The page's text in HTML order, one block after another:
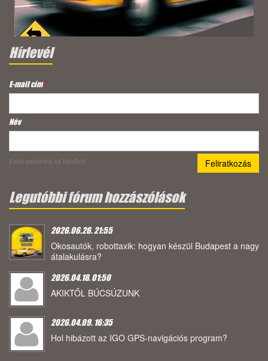
Hírlevél
E-mail cím*
Név
Email marketing by NeoSoft
Legutóbbi fórum hozzászólások
2026.06.26. 21:55
Okosautók, robottaxik: hogyan készül Budapest a nagy
átalakulásra?
2026.04.18. 01:50
AKIKTŐL BÚCSÚZUNK
2026.04.09. 16:35
Hol hibázott az IGO GPS-navigációs program?